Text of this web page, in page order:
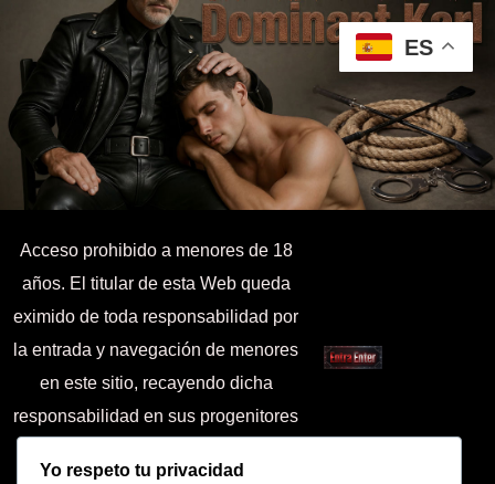
Acceso prohibido a menores de 18
años. El titular de esta Web queda
eximido de toda responsabilidad por
la entrada y navegación de menores
en este sitio, recayendo dicha
responsabilidad en sus progenitores
ES
Yo respeto tu privacidad